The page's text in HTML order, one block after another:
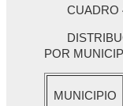
CUADRO
POR
MUNICIPIO